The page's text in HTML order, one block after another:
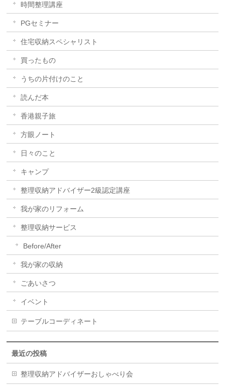
時間整理講座
PGセミナー
住宅収納スペシャリスト
買ったもの
うちの片付けのこと
読んだ本
香港親子旅
方眼ノート
日々のこと
キャンプ
整理収納アドバイザー2級認定講座
我が家のリフォーム
整理収納サービス
Before/After
我が家の収納
ごあいさつ
イベント
テーブルコーディネート
最近の投稿
整理収納アドバイザーおしゃべり会